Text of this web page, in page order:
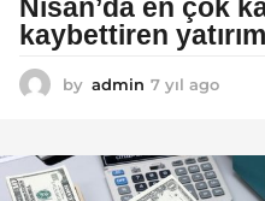
Nisan’da en çok
kaybettiren
by admin 7 yıl ago
l
a